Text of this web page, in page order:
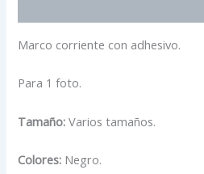
Marco corriente con adhesivo.
Para 1 foto.
Tamaño: Varios tamaños.
Colores: Negro.